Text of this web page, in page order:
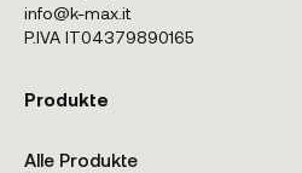
info@k-max.it
P.IVA IT04379890165
Produkte
Alle Produkte